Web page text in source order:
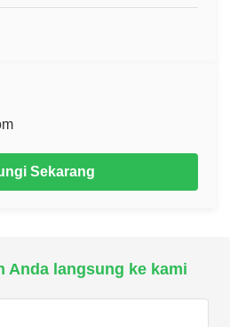
Sekarang
Anda langsung ke kami